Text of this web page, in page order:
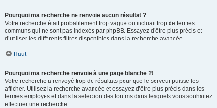
Pourquoi ma recherche ne renvoie aucun résultat ?
Votre recherche était probablement trop vague ou incluait trop de termes
communs qui ne sont pas indexés par phpBB. Essayez d’être plus précis et
d’utiliser les différents filtres disponibles dans la recherche avancée.
Haut
Pourquoi ma recherche renvoie à une page blanche ?!
Votre recherche a renvoyé trop de résultats pour que le serveur puisse les
afficher. Utilisez la recherche avancée et essayez d’être plus précis dans les
termes employés et dans la sélection des forums dans lesquels vous souhaitez
effectuer une recherche.